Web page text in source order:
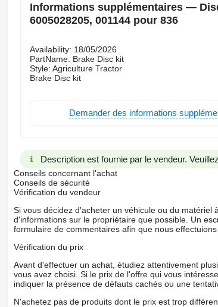
Informations supplémentaires —
6005028205, 001144 pour 836
Availability: 18/05/2026
PartName: Brake Disc kit
Style: Agriculture Tractor
Brake Disc kit
Demander des informations
Description est fournie par le vendeur.
Conseils concernant l'achat
Conseils de sécurité
Vérification du vendeur
Si vous décidez d'acheter un véhicule ou du
d'informations sur le propriétaire que possible. Un
formulaire de commentaires afin que nous
Vérification du prix
Avant d'effectuer un achat, étudiez attentivement
vous avez choisi. Si le prix de l'offre qui vous
indiquer la présence de défauts cachés ou une
N'achetez pas de produits dont le prix est trop